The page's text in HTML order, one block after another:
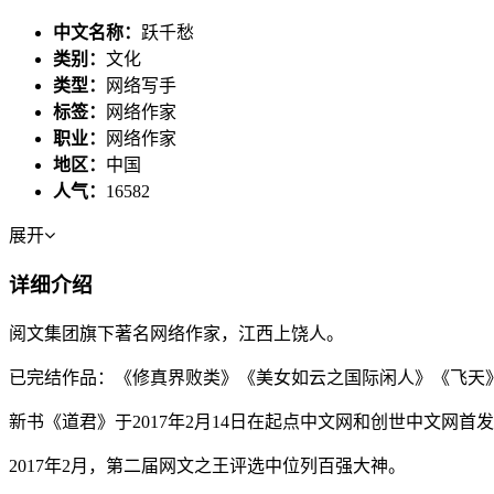
中文名称： 跃千愁
类别： 文化
类型：
网络写手
标签：
网络作家
职业：
网络作家
地区： 中国
人气： 16582
展开
详细介绍
阅文集团旗下著名网络作家，江西上饶人。
已完结作品：《修真界败类》《美女如云之国际闲人》《飞天
新书《道君》于2017年2月14日在起点中文网和创世中文网首发
2017年2月，第二届网文之王评选中位列百强大神。